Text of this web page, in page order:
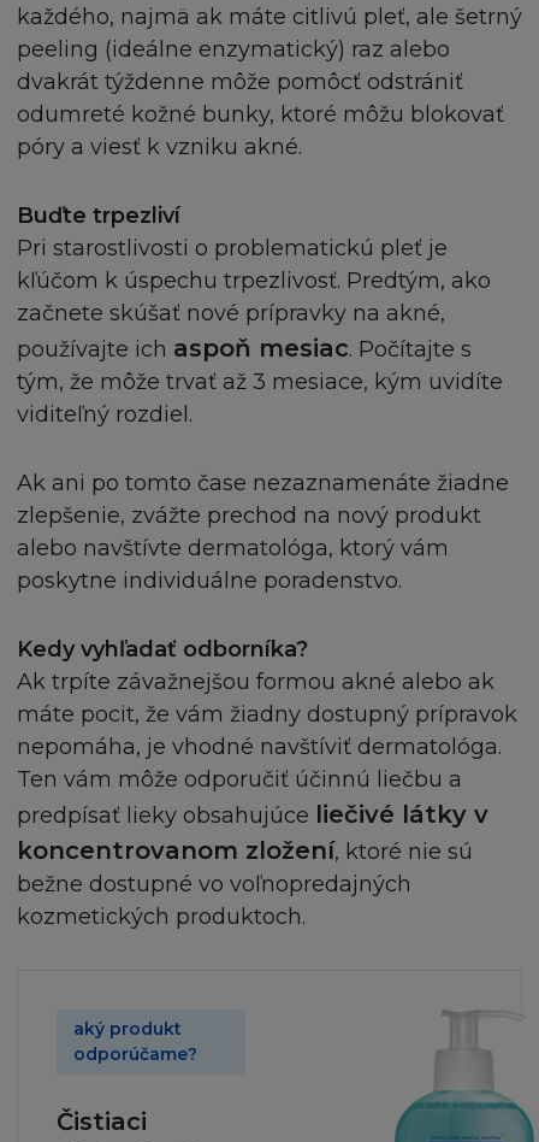
každého, najmä ak máte citlivú pleť, ale šetrný
peeling (ideálne enzymatický) raz alebo
dvakrát týždenne môže pomôcť odstrániť
odumreté kožné bunky, ktoré môžu blokovať
póry a viesť k vzniku akné.
Buďte trpezliví
Pri starostlivosti o problematickú pleť je
kľúčom k úspechu trpezlivosť. Predtým, ako
začnete skúšať nové prípravky na akné,
používajte ich aspoň mesiac. Počítajte s
tým, že môže trvať až 3 mesiace, kým uvidíte
viditeľný rozdiel.
Ak ani po tomto čase nezaznamenáte žiadne
zlepšenie, zvážte prechod na nový produkt
alebo navštívte dermatológa, ktorý vám
poskytne individuálne poradenstvo.
Kedy vyhľadať odborníka?
Ak trpíte závažnejšou formou akné alebo ak
máte pocit, že vám žiadny dostupný prípravok
nepomáha, je vhodné navštíviť dermatológa.
Ten vám môže odporučiť účinnú liečbu a
predpísať lieky obsahujúce liečivé látky v
koncentrovanom zložení, ktoré nie sú
bežne dostupné vo voľnopredajných
kozmetických produktoch.
aký produkt
odporúčame?
Čistiaci